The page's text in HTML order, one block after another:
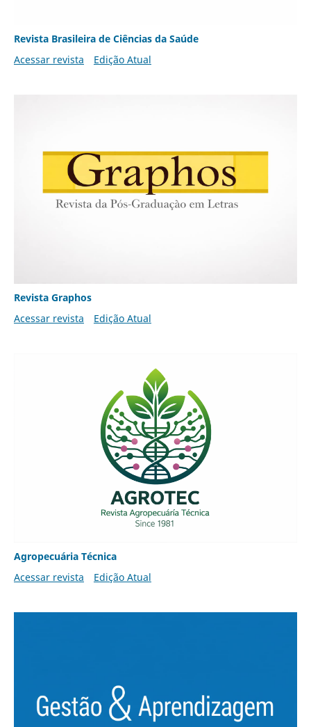
Revista Brasileira de Ciências da Saúde
Acessar revista
Edição Atual
Revista Graphos
Acessar revista
Edição Atual
Agropecuária Técnica
Acessar revista
Edição Atual